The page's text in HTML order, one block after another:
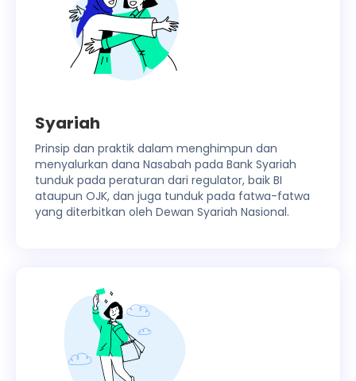
Syariah
Prinsip dan praktik dalam menghimpun dan
menyalurkan dana Nasabah pada Bank Syariah
tunduk pada peraturan dari regulator, baik BI
ataupun OJK, dan juga tunduk pada fatwa-fatwa
yang diterbitkan oleh Dewan Syariah Nasional.